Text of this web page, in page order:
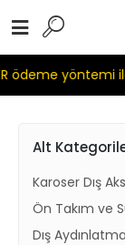
ödeme yöntemi
Alt
Karoser Dış
Ön Takım ve
Dış Aydınlatma